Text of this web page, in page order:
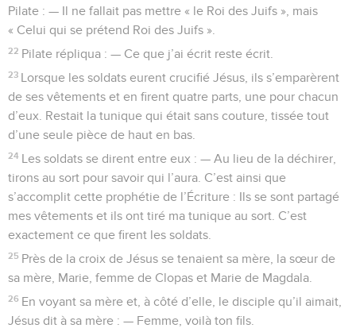
Pilate : — Il ne fallait pas mettre « le Roi des Juifs », mais
« Celui qui se prétend Roi des Juifs ».
22 Pilate répliqua : — Ce que j’ai écrit reste écrit.
23 Lorsque les soldats eurent crucifié Jésus, ils s’emparèrent
de ses vêtements et en firent quatre parts, une pour chacun
d’eux. Restait la tunique qui était sans couture, tissée tout
d’une seule pièce de haut en bas.
24 Les soldats se dirent entre eux : — Au lieu de la déchirer,
tirons au sort pour savoir qui l’aura. C’est ainsi que
s’accomplit cette prophétie de l’Écriture : Ils se sont partagé
mes vêtements et ils ont tiré ma tunique au sort. C’est
exactement ce que firent les soldats.
25 Près de la croix de Jésus se tenaient sa mère, la sœur de
sa mère, Marie, femme de Clopas et Marie de Magdala.
26 En voyant sa mère et, à côté d’elle, le disciple qu’il aimait,
Jésus dit à sa mère : — Femme, voilà ton fils.